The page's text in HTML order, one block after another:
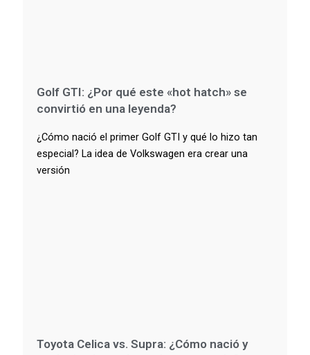
Golf GTI: ¿Por qué este «hot hatch» se
convirtió en una leyenda?
¿Cómo nació el primer Golf GTI y qué lo hizo tan
especial? La idea de Volkswagen era crear una
versión
Toyota Celica vs. Supra: ¿Cómo nació y